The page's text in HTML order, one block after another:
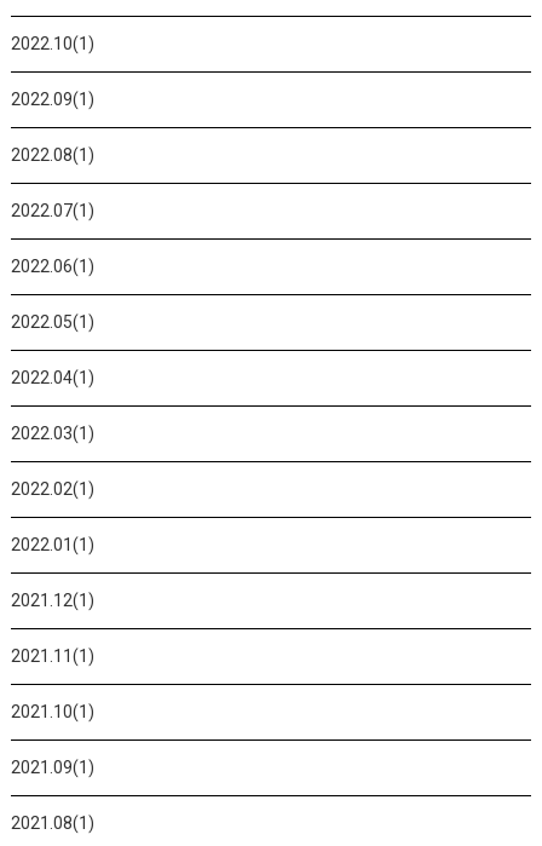
2022.10(1)
2022.09(1)
2022.08(1)
2022.07(1)
2022.06(1)
2022.05(1)
2022.04(1)
2022.03(1)
2022.02(1)
2022.01(1)
2021.12(1)
2021.11(1)
2021.10(1)
2021.09(1)
2021.08(1)